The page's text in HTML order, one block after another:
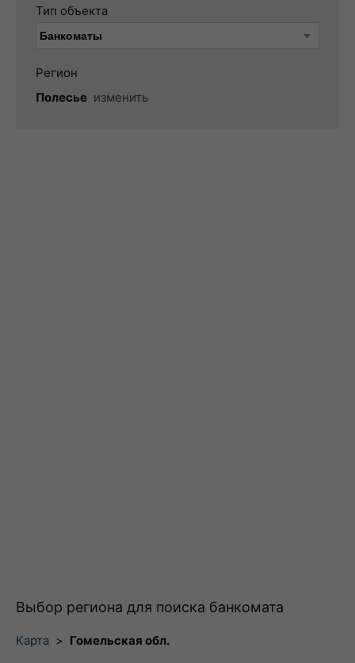
Тип объекта
Регион
Полесье изменить
Выбор региона для поиска банкомата
Карта > Гомельская обл.